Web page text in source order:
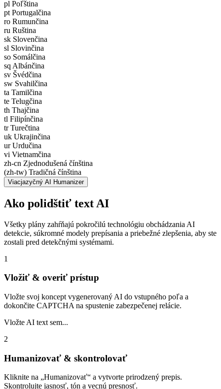
pl Poľština
pt Portugalčina
ro Rumunčina
ru Ruština
sk Slovenčina
sl Slovinčina
so Somálčina
sq Albánčina
sv Švédčina
sw Svahilčina
ta Tamilčina
te Telugčina
th Thajčina
tl Filipínčina
tr Turečtina
uk Ukrajinčina
ur Urdučina
vi Vietnamčina
zh-cn Zjednodušená čínština
(zh-tw) Tradičná čínština
Viacjazyčný AI Humanizer
Ako polidštiť text AI
Všetky plány zahŕňajú pokročilú technológiu obchádzania AI
detekcie, súkromné modely prepísania a priebežné zlepšenia, aby ste
zostali pred detekčnými systémami.
1
Vložiť & overiť prístup
Vložte svoj koncept vygenerovaný AI do vstupného poľa a
dokončite CAPTCHA na spustenie zabezpečenej relácie.
Vložte AI text sem...
2
Humanizovať & skontrolovať
Kliknite na „Humanizovať“ a vytvorte prirodzený prepis.
Skontrolujte jasnosť, tón a vecnú presnosť.